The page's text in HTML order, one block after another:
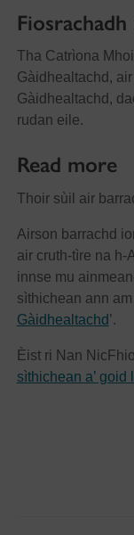
Tha Catrìona
Gàidhealtachd,
Gàidhealtachd,
rudan eile.
Read more
Thoir sùil air
Airson barrachd
air cruth-tìre na
innse mu
sìthichean ann
Gàidhealtachd’.
Èist ri Nan
sìthichean a’ goid